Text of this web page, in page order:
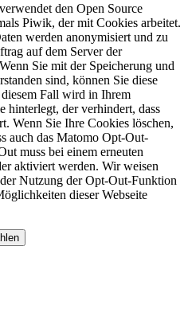
den Open Source
Piwik, der mit Cookies arbeitet.
werden anonymisiert und zu
auf dem Server der
Sie mit der Speicherung und
sind, können Sie diese
Fall wird in Ihrem
hinterlegt, der verhindert, dass
Wenn Sie Ihre Cookies löschen,
auch das Matomo Opt-Out-
muss bei einem erneuten
aktiviert werden. Wir weisen
Nutzung der Opt-Out-Funktion
dieser Webseite